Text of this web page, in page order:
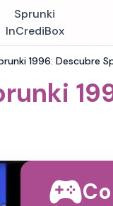
Sprunki
InCrediBox
1996: Descubre